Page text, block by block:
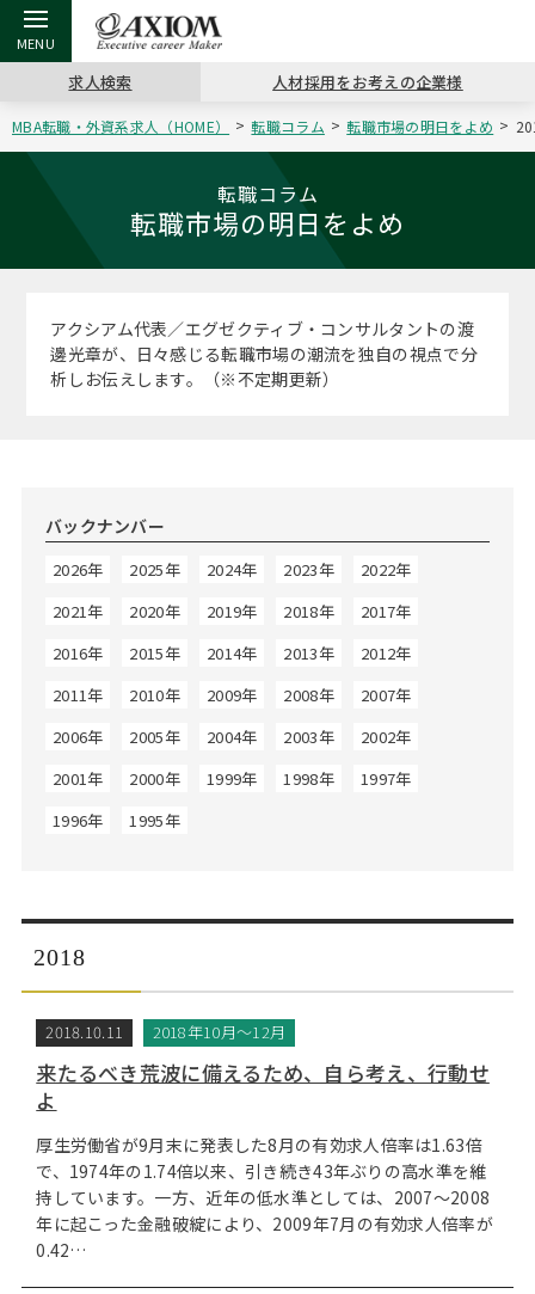
戻る
アクシアムの特長
戻る
サービス案内
戻る
“展”職
戻る
キャリア支援 TOP
キャリアデザイン講座
（最新求人市場動向）
戻る
MBAキ
ステージ別アドバイス
MBAの転職事例
MBA留学生数の推移
戻る
インターン受入企業一覧
年齢と年収の相関図
戻る
転職ツール TOP
英文レジュメの書き方
戻る
英文レ
日本語履歴書テンプレート
Web面接の準備・注意点
戻る
転職コラム TOP
“展”職相談室
コンサルティングの現場から
注目企業インタビュー
戻る
イベント・セミナー TOP
キャリアデザインセミナー
ジョブフェア
プロ経営者の特別セミナー
Career Talk Live
MBA NETWORKING
戻る
会社概要 TOP
アクセス
ニュースリリース
求人検索 人材採用をお考えの企業様
MBA転職・外資系求人（HOME） 転職コラム 転職市場の明日をよめ
転職コラム
転職市場の明日をよめ
アクシアム代表／エグゼクティブ・コンサルタントの渡
邊光章が、日々感じる転職市場の潮流を独自の視点で分
析しお伝えします。（※不定期更新）
バックナンバー
2026年 2025年 2024年 2023年
2022年
2021年
2020年 2019年 2018年
2017年
2016年
2015年 2014年 2013年
2012年
2011年
2010年 2009年 2008年
2007年
2006年
2005年 2004年 2003年
2002年
2001年
2000年 1999年 1998年
1997年
1996年
1995年
2018
2018.10.11 2018年10月～12月
来たるべき荒波に備えるため、自ら考え、行動せ
よ
厚生労働省が9月末に発表した8月の有効求人倍率は1.63倍
で、1974年の1.74倍以来、引き続き43年ぶりの高水準を維
持しています。一方、近年の低水準としては、2007～2008
年に起こった金融破綻により、2009年7月の有効求人倍率が
0.42…